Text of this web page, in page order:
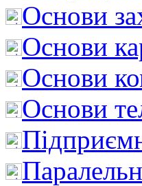
Основи
Основи
Основи
Основи